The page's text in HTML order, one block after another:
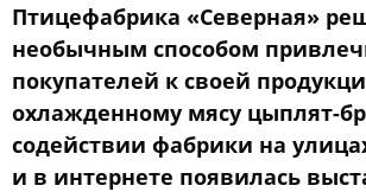
Птицефабрика «Северная»
необычным способом
покупателей к своей
охлажденному мясу цыплят-
содействии фабрики на
и в интернете появилась